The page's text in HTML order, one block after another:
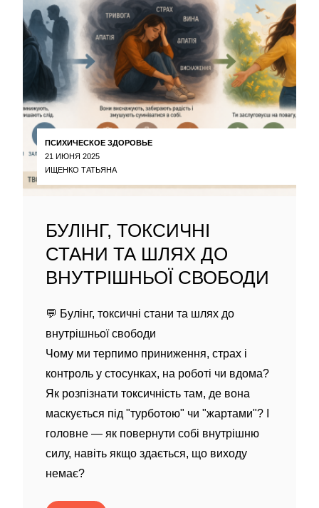
ПСИХИЧЕСКОЕ ЗДОРОВЬЕ
21 ИЮНЯ 2025
ИЩЕНКО ТАТЬЯНА
БУЛІНГ, ТОКСИЧНІ
СТАНИ ТА ШЛЯХ ДО
ВНУТРІШНЬОЇ СВОБОДИ
💬 Булінг, токсичні стани та шлях до
внутрішньої свободи
Чому ми терпимо приниження, страх і
контроль у стосунках, на роботі чи вдома?
Як розпізнати токсичність там, де вона
маскується під "турботою" чи "жартами"? І
головне — як повернути собі внутрішню
силу, навіть якщо здається, що виходу
немає?